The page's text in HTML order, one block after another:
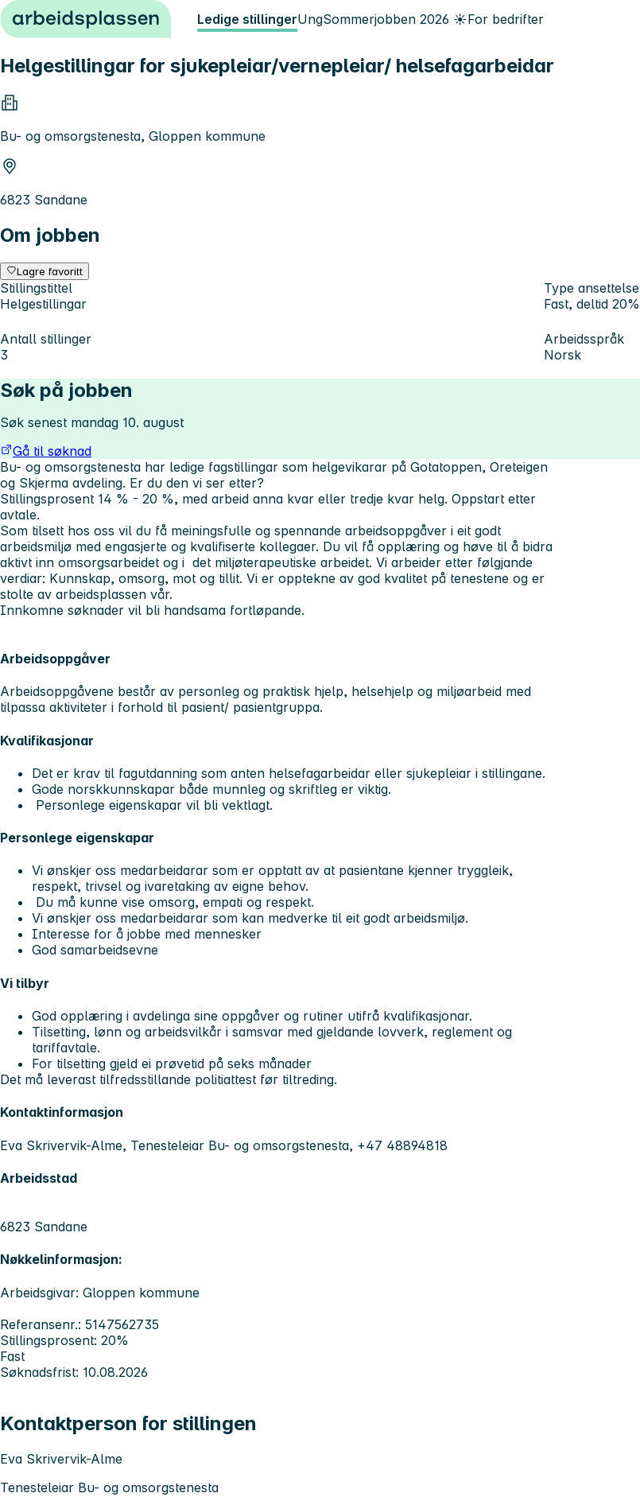
Hopp til innhold Ledige stillingerUngSommerjobben 2026 ☀️For bedrifter
Helgestillingar for sjukepleiar/vernepleiar/ helsefagarbeidar
Bu- og omsorgstenesta, Gloppen kommune
6823 Sandane
Om jobben
Lagre favoritt
Stillingstittel
Helgestillingar
Type ansettelse
Fast, deltid 20%
Antall stillinger
3
Arbeidsspråk
Norsk
Søk på jobben
Søk senest mandag 10. august
Gå til søknad
Bu- og omsorgstenesta har ledige fagstillingar som helgevikarar på Gotatoppen, Oreteigen
og Skjerma avdeling. Er du den vi ser etter?
Stillingsprosent 14 % - 20 %, med arbeid anna kvar eller tredje kvar helg. Oppstart etter
avtale.
Som tilsett hos oss vil du få meiningsfulle og spennande arbeidsoppgåver i eit godt
arbeidsmiljø med engasjerte og kvalifiserte kollegaer. Du vil få opplæring og høve til å bidra
aktivt inn omsorgsarbeidet og i det miljøterapeutiske arbeidet. Vi arbeider etter følgjande
verdiar: Kunnskap, omsorg, mot og tillit. Vi er opptekne av god kvalitet på tenestene og er
stolte av arbeidsplassen vår.
Innkomne søknader vil bli handsama fortløpande.
Arbeidsoppgåver
Arbeidsoppgåvene består av personleg og praktisk hjelp, helsehjelp og miljøarbeid med
tilpassa aktiviteter i forhold til pasient/ pasientgruppa.
Kvalifikasjonar
Det er krav til fagutdanning som anten helsefagarbeidar eller sjukepleiar i stillingane.
Gode norskkunnskapar både munnleg og skriftleg er viktig.
Personlege eigenskapar vil bli vektlagt.
Personlege eigenskapar
Vi ønskjer oss medarbeidarar som er opptatt av at pasientane kjenner tryggleik,
respekt, trivsel og ivaretaking av eigne behov.
Du må kunne vise omsorg, empati og respekt.
Vi ønskjer oss medarbeidarar som kan medverke til eit godt arbeidsmiljø.
Interesse for å jobbe med mennesker
God samarbeidsevne
Vi tilbyr
God opplæring i avdelinga sine oppgåver og rutiner utifrå kvalifikasjonar.
Tilsetting, lønn og arbeidsvilkår i samsvar med gjeldande lovverk, reglement og
tariffavtale.
For tilsetting gjeld ei prøvetid på seks månader
Det må leverast tilfredsstillande politiattest før tiltreding.
Kontaktinformasjon
Eva Skrivervik-Alme, Tenesteleiar Bu- og omsorgstenesta, +47 48894818
Arbeidsstad
6823 Sandane
Nøkkelinformasjon:
Arbeidsgivar: Gloppen kommune
Referansenr.: 5147562735
Stillingsprosent: 20%
Fast
Søknadsfrist: 10.08.2026
Kontaktperson for stillingen
Eva Skrivervik-Alme
Tenesteleiar Bu- og omsorgstenesta